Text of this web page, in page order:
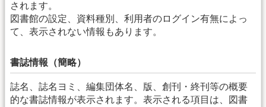
されます。
図書館の設定、資料種別、利用者のログイン有無によっ
て、表示されない情報もあります。
書誌情報（簡略）
誌名、誌名ヨミ、編集団体名、版、創刊・終刊等の概要
的な書誌情報が表示されます。表示される項目は、図書